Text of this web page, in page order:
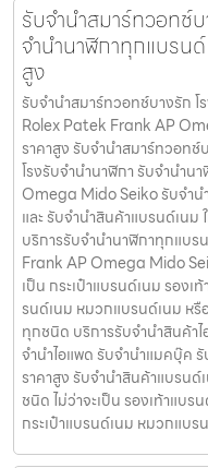
รับจำนำสมาร์ทวอทช์
จำนำนาฬิกาทุกแบรน
สูง
รับจำนำสมาร์ทวอทช์บางรัก
Rolex Patek Frank AP
ราคาสูง รับจำนำสมาร์ทวอทช์
โรงรับจำนำนาฬิกา รับจำนำ
Omega Mido Seiko รับจำน
และ รับจำนำสินค้าแบรนด์เนม
บริการรับจำนำนาฬิกาทุกแบร
Frank AP Omega Mido
เป็น กระเป๋าแบรนด์เนม รอง
รนด์เนม หมวกแบรนด์เนม ห
ทุกชนิด บริการรับจำนำสินค้าไ
จำนำไอแพด รับจำนำแมคบุ๊ค
ราคาสูง รับจำนำสินค้าแบรน
ชนิด ไม่ว่าจะเป็น รองเท้าแบ
กระเป๋าแบรนด์เนม หมวกแบ